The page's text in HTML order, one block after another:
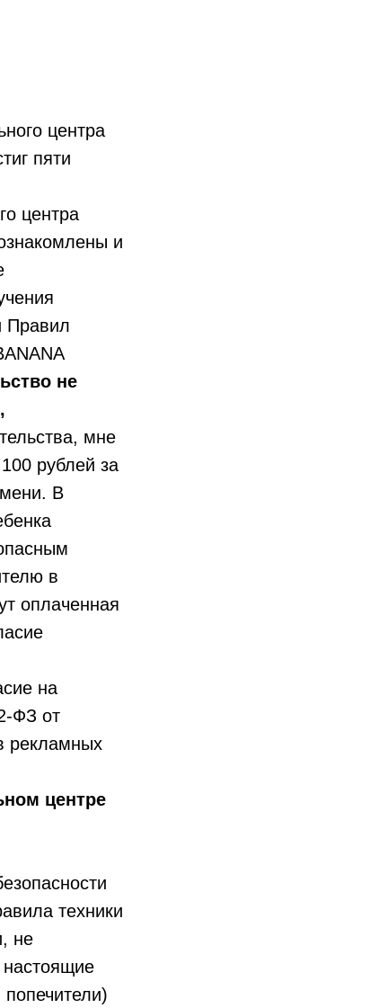
центра
пяти
центра
и
Правил
не
мне
рублей за
В
в
оплаченная
на
ФЗ от
рекламных
центре
техники
не